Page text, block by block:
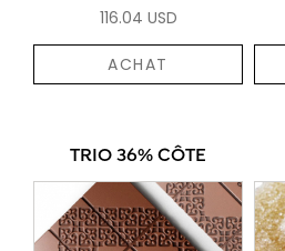
116.04 USD
ACHAT
TRIO 36% CÔTE